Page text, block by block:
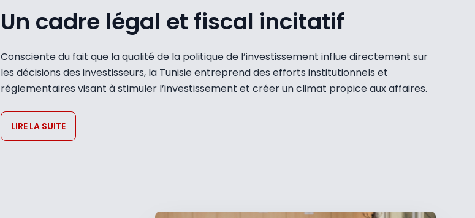
Un cadre légal et fiscal incitatif
Consciente du fait que la qualité de la politique de l’investissement influe directement sur
les décisions des investisseurs, la Tunisie entreprend des efforts institutionnels et
réglementaires visant à stimuler l’investissement et créer un climat propice aux affaires.
LIRE LA SUITE